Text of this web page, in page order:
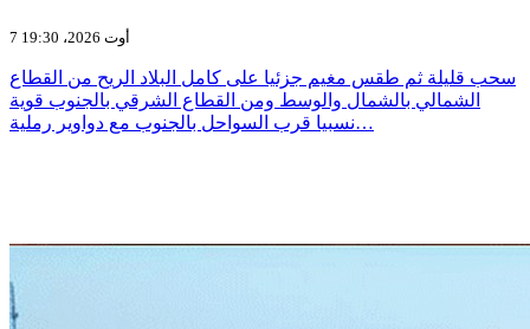
7 أوت 2026، 19:30
سحب قليلة ثم طقس مغيم جزئيا على كامل البلاد الريح من القطاع
الشمالي بالشمال والوسط ومن القطاع الشرقي بالجنوب قوية
نسبيا قرب السواحل بالجنوب مع دواوير رملية…